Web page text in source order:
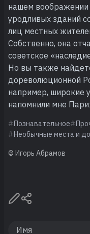
нашем воображении
уродливых зданий
лиц местных
Собственно, она
советское
Но вы также
дореволюционной
например, широкие
напомнили мне
Познавательное
Необычные места и
© Игорь Абрамов